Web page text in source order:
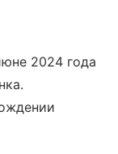
2024 года